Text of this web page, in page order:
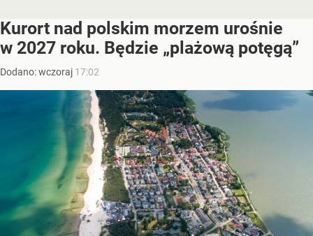
Kurort nad polskim morzem urośnie
w 2027 roku. Będzie „plażową potęgą”
Dodano:wczoraj 17:02